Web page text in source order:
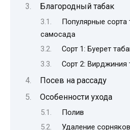
Благородный табак
Популярные сорта
самосада
Сорт 1: Буерет
Сорт 2: Вирджиния
Посев на рассаду
Особенности ухода
Полив
Удаление сорняков